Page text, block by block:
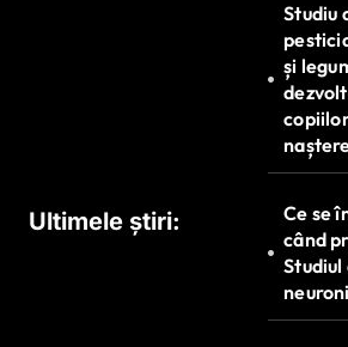
Ultimele știri:
Studiu
și
Ce se
când
Studiul